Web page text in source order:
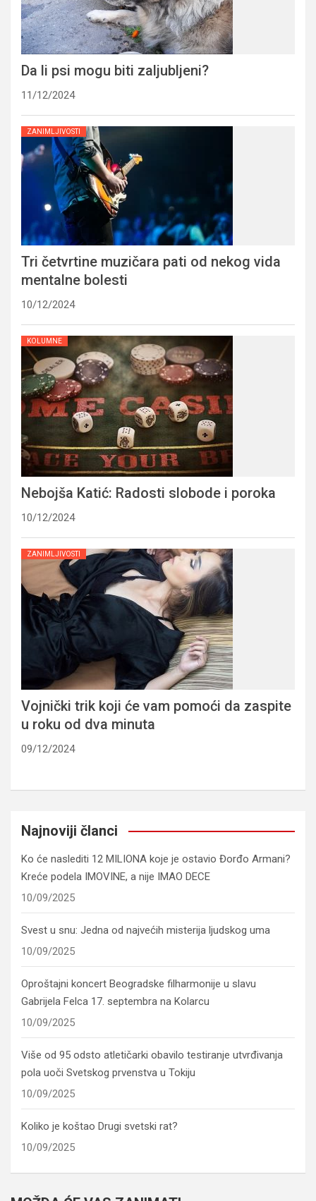
Da li psi mogu biti zaljubljeni?
11/12/2024
ZANIMLJIVOSTI
Tri četvrtine muzičara pati od nekog vida
mentalne bolesti
10/12/2024
KOLUMNE
Nebojša Katić: Radosti slobode i poroka
10/12/2024
ZANIMLJIVOSTI
Vojnički trik koji će vam pomoći da zaspite
u roku od dva minuta
09/12/2024
Najnoviji članci
Ko će naslediti 12 MILIONA koje je ostavio Đorđo Armani?
Kreće podela IMOVINE, a nije IMAO DECE
10/09/2025
Svest u snu: Jedna od najvećih misterija ljudskog uma
10/09/2025
Oproštajni koncert Beogradske filharmonije u slavu
Gabrijela Felca 17. septembra na Kolarcu
10/09/2025
Više od 95 odsto atletičarki obavilo testiranje utvrđivanja
pola uoči Svetskog prvenstva u Tokiju
10/09/2025
Koliko je koštao Drugi svetski rat?
10/09/2025